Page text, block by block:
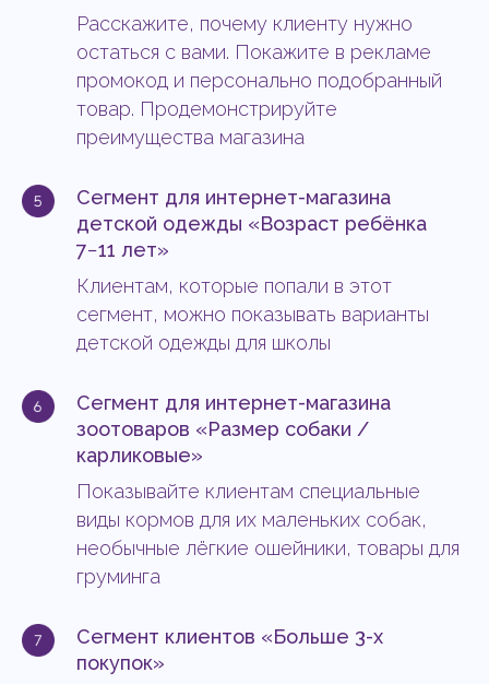
Расскажите, почему клиенту нужно
остаться с вами. Покажите в рекламе
промокод и персонально подобранный
товар. Продемонстрируйте
преимущества магазина
Сегмент для интернет-магазина
детской одежды «Возраст ребёнка
7−11 лет»
Клиентам, которые попали в этот
сегмент, можно показывать варианты
детской одежды для школы
Сегмент для интернет-магазина
зоотоваров «Размер собаки /
карликовые»
Показывайте клиентам специальные
виды кормов для их маленьких собак,
необычные лёгкие ошейники, товары для
груминга
Сегмент клиентов «Больше 3-х
покупок»